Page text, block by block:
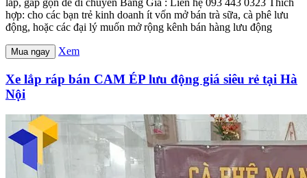
lắp, gấp gọn dễ di chuyển Bảng Giá : Liên hệ 093 443 0323 Thích
hợp: cho các bạn trẻ kinh doanh ít vốn mở bán trà sữa, cà phê lưu
động, hoặc các đại lý muốn mở rộng kênh bán hàng lưu động
Mua ngay Xem
Xe lắp ráp bán CAM ÉP lưu động giá siêu rẻ tại Hà
Nội